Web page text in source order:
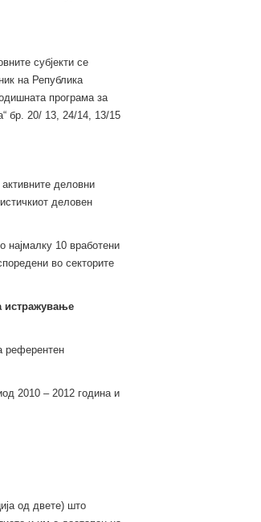
субјекти се
на Република
програма за
бр. 20/ 13, 24/14, 13/15
деловни
деловен
најмалку 10 вработени
во секторите
истражување
референтен
2010 – 2012 година и
од двете) што